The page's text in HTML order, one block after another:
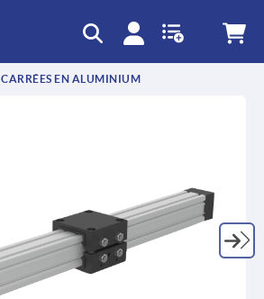
EN ALUMINIUM